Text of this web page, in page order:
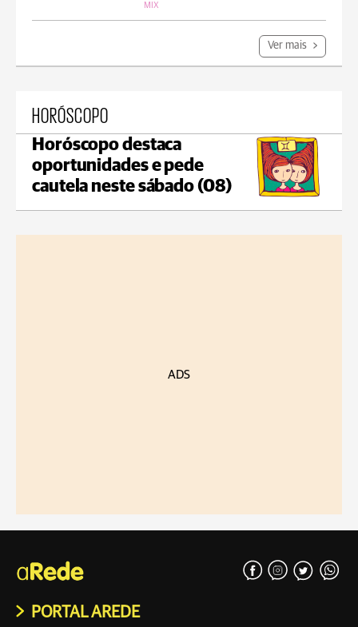
MIX
Ver mais
HORÓSCOPO
Horóscopo destaca
oportunidades e pede
cautela neste sábado (08)
ADS
PORTAL AREDE